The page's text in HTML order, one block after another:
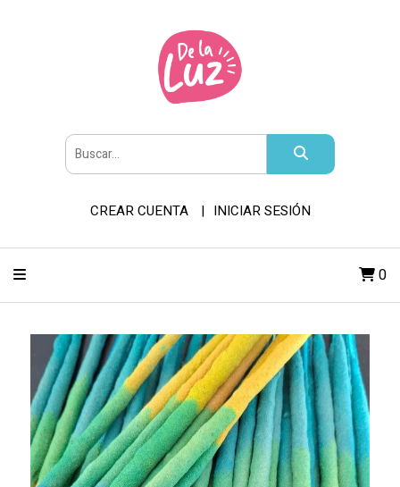
CREAR CUENTA INICIAR SESIÓN
0